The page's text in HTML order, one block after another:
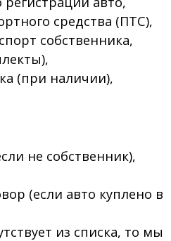
средства (ПТС),
собственника,
(при наличии),
не собственник),
(если авто куплено в
из списка, то мы